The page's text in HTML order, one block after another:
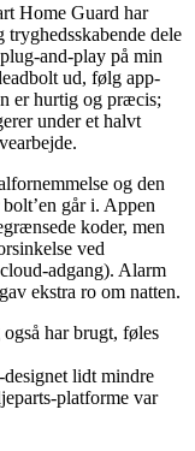
Home Guard har
tryghedsskabende dele
and-play på min
ud, følg app-
er hurtig og præcis;
under et halvt
og den
går i. Appen
koder, men
ved
adgang). Alarm
ekstra ro om natten.
har brugt, føles
lidt mindre
platforme var